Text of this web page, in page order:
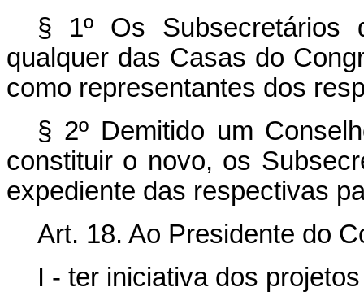
§ 1º Os Subsecretários
qualquer das Casas do
como representantes dos
§ 2º Demitido um
constituir o novo, os
expediente das respectivas
Art. 18. Ao Presidente do
I - ter iniciativa dos